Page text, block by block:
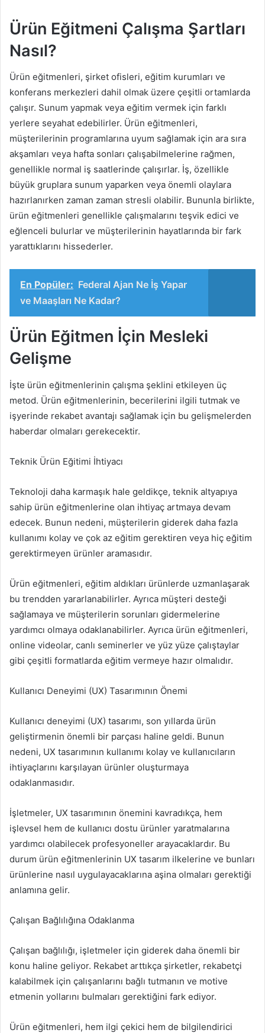
Ürün Eğitmeni Çalışma Şartları
Nasıl?
Ürün eğitmenleri, şirket ofisleri, eğitim kurumları ve
konferans merkezleri dahil olmak üzere çeşitli ortamlarda
çalışır. Sunum yapmak veya eğitim vermek için farklı
yerlere seyahat edebilirler. Ürün eğitmenleri,
müşterilerinin programlarına uyum sağlamak için ara sıra
akşamları veya hafta sonları çalışabilmelerine rağmen,
genellikle normal iş saatlerinde çalışırlar. İş, özellikle
büyük gruplara sunum yaparken veya önemli olaylara
hazırlanırken zaman zaman stresli olabilir. Bununla birlikte,
ürün eğitmenleri genellikle çalışmalarını teşvik edici ve
eğlenceli bulurlar ve müşterilerinin hayatlarında bir fark
yarattıklarını hissederler.
En Popüler: Federal Ajan Ne İş Yapar
ve Maaşları Ne Kadar?
Ürün Eğitmen İçin Mesleki
Gelişme
İşte ürün eğitmenlerinin çalışma şeklini etkileyen üç
metod. Ürün eğitmenlerinin, becerilerini ilgili tutmak ve
işyerinde rekabet avantajı sağlamak için bu gelişmelerden
haberdar olmaları gerekecektir.
Teknik Ürün Eğitimi İhtiyacı
Teknoloji daha karmaşık hale geldikçe, teknik altyapıya
sahip ürün eğitmenlerine olan ihtiyaç artmaya devam
edecek. Bunun nedeni, müşterilerin giderek daha fazla
kullanımı kolay ve çok az eğitim gerektiren veya hiç eğitim
gerektirmeyen ürünler aramasıdır.
Ürün eğitmenleri, eğitim aldıkları ürünlerde uzmanlaşarak
bu trendden yararlanabilirler. Ayrıca müşteri desteği
sağlamaya ve müşterilerin sorunları gidermelerine
yardımcı olmaya odaklanabilirler. Ayrıca ürün eğitmenleri,
online videolar, canlı seminerler ve yüz yüze çalıştaylar
gibi çeşitli formatlarda eğitim vermeye hazır olmalıdır.
Kullanıcı Deneyimi (UX) Tasarımının Önemi
Kullanıcı deneyimi (UX) tasarımı, son yıllarda ürün
geliştirmenin önemli bir parçası haline geldi. Bunun
nedeni, UX tasarımının kullanımı kolay ve kullanıcıların
ihtiyaçlarını karşılayan ürünler oluşturmaya
odaklanmasıdır.
İşletmeler, UX tasarımının önemini kavradıkça, hem
işlevsel hem de kullanıcı dostu ürünler yaratmalarına
yardımcı olabilecek profesyoneller arayacaklardır. Bu
durum ürün eğitmenlerinin UX tasarım ilkelerine ve bunları
ürünlerine nasıl uygulayacaklarına aşina olmaları gerektiği
anlamına gelir.
Çalışan Bağlılığına Odaklanma
Çalışan bağlılığı, işletmeler için giderek daha önemli bir
konu haline geliyor. Rekabet arttıkça şirketler, rekabetçi
kalabilmek için çalışanlarını bağlı tutmanın ve motive
etmenin yollarını bulmaları gerektiğini fark ediyor.
Ürün eğitmenleri, hem ilgi çekici hem de bilgilendirici